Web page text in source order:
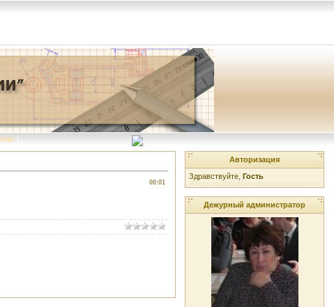
|
00:01
Авторизация
Здравствуйте, Гость
Дежурный администратор